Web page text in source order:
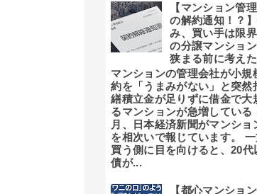
【マンション管
の解約通知！？
み、買い手は限
の分譲マンショ
狭まる前に考え
マンションの管理会社が小規
約を「うまみがない」と突然
繕積立金が足りずに借金で大
るマンションが急増している
月、日本経済新聞がマンショ
を相次いで報じています。
買う側に目を向けると、20代
債が...
【都心マンショ